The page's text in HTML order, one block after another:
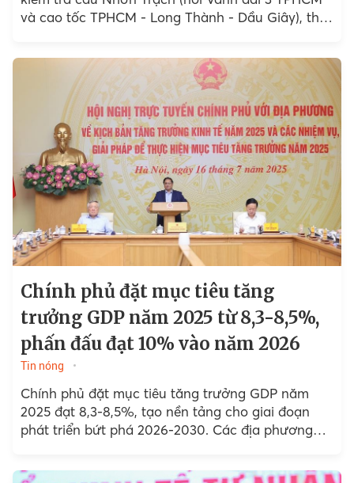
và cao tốc TPHCM - Long Thành - Dầu Giây), thể
Chính phủ đặt mục tiêu tăng
trưởng GDP năm 2025 từ 8,3-8,5%,
phấn đấu đạt 10% vào năm 2026
Tin nóng
Chính phủ đặt mục tiêu tăng trưởng GDP năm
2025 đạt 8,3-8,5%, tạo nền tảng cho giai đoạn
phát triển bứt phá 2026-2030. Các địa phương